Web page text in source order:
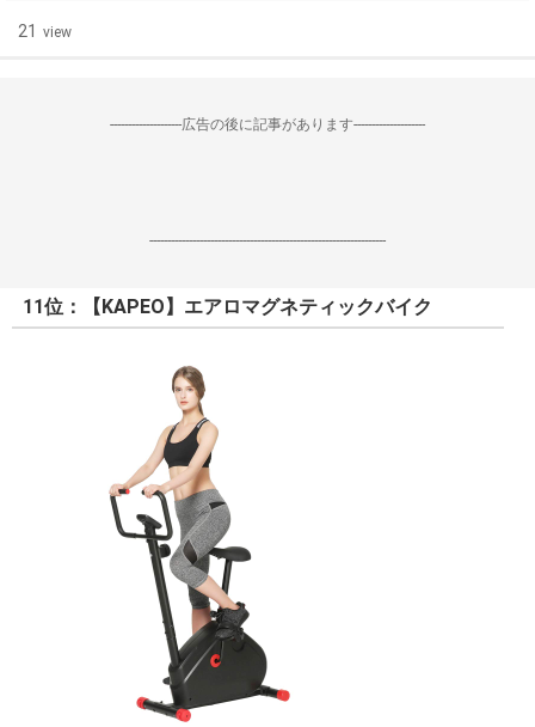
21 view
--------------------広告の後に記事があります--------------------
------------------------------------------------------------------
11位：【KAPEO】エアロマグネティックバイク